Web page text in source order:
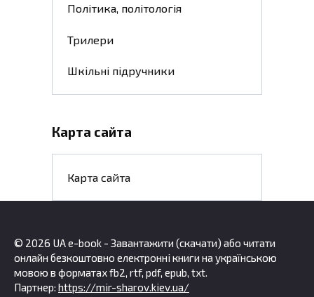
Політика, політологія
Трилери
Шкільні підручники
Карта сайта
Карта сайта
© 2026 UA e-book - Завантажити (скачати) або читати
онлайн безкоштовно електронні книги на українською
мовою в форматах fb2, rtf, pdf, epub, txt.
Партнер: https://mir-sharov.kiev.ua/